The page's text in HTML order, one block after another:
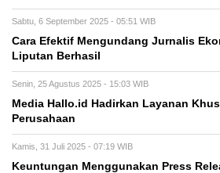
Sabtu, 6 September 2025 - 05:51 WIB
Cara Efektif Mengundang Jurnalis
Liputan Berhasil
Senin, 25 Agustus 2025 - 15:03 WIB
Media Hallo.id Hadirkan Layanan
Perusahaan
Kamis, 31 Juli 2025 - 07:19 WIB
Keuntungan Menggunakan Press